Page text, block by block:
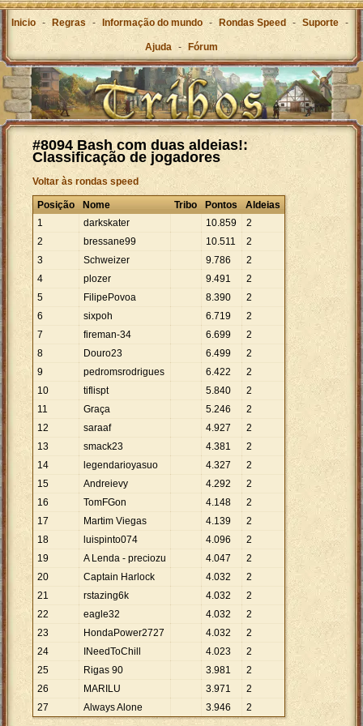
Inicio - Regras - Informação do mundo - Rondas Speed - Suporte -
Ajuda - Fórum
#8094 Bash com duas aldeias!:
Classificação de jogadores
Voltar às rondas speed
Posição Nome Tribo Pontos
Aldeias
1
darkskater 10.859
2
2
bressane99 10.511
2
3
Schweizer 9.786
2
4
plozer 9.491
2
5
FilipePovoa 8.390
2
6
sixpoh 6.719
2
7
fireman-34 6.699
2
8
Douro23 6.499
2
9
pedromsrodrigues 6.422
2
10
tiflispt 5.840
2
11
Graça 5.246
2
12
saraaf 4.927
2
13
smack23 4.381
2
14
legendarioyasuo 4.327
2
15
Andreievy 4.292
2
16
TomFGon 4.148
2
17
Martim Viegas 4.139
2
18
luispinto074 4.096
2
19
A Lenda - preciozu 4.047
2
20
Captain Harlock 4.032
2
21
rstazing6k 4.032
2
22
eagle32 4.032
2
23
HondaPower2727 4.032
2
24
INeedToChill 4.023
2
25
Rigas 90 3.981
2
26
MARILU 3.971
2
27
Always Alone 3.946 2